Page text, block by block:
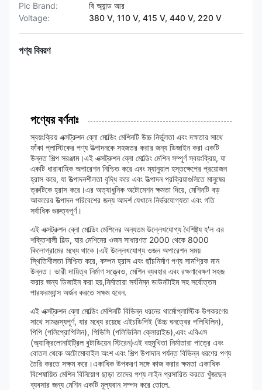
Plc Brand:
বি অ্যান্ড আর
Voltage:
380 V, 110 V, 415 V, 440 V, 220 V
পণ্য বিবরণ
পণ্যের বর্ণনাঃ
স্বয়ংক্রিয় এক্সট্রুশন ব্লো মোল্ডিং মেশিনটি উচ্চ নির্ভুলতা এবং দক্ষতার সাথে
ফাঁকা প্লাস্টিকের পণ্য উত্পাদনকে সহজতর করার জন্য ডিজাইন করা একটি
উন্নত শিল্প সরঞ্জাম।এই এক্সট্রুশন ব্লো মোল্ডিং মেশিন সম্পূর্ণ স্বয়ংক্রিয়, যা
একটি ধারাবাহিক অপারেশন নিশ্চিত করে এবং ম্যানুয়াল হস্তক্ষেপের প্রয়োজন
হ্রাস করে, যা উত্পাদনশীলতা বৃদ্ধি করে এবং উত্পাদন প্রক্রিয়াগুলিতে মানুষের
ত্রুটিকে হ্রাস করে।এর অত্যাধুনিক অটোমেশন ক্ষমতা দিয়ে, মেশিনটি বড়
আকারের উত্পাদন পরিবেশের জন্য আদর্শ যেখানে নির্ভরযোগ্যতা এবং গতি
সর্বাধিক গুরুত্বপূর্ণ।
এই এক্সট্রুশন ব্লো মোল্ডিং মেশিনের অন্যতম উল্লেখযোগ্য বৈশিষ্ট্য হ'ল এর
শক্তিশালী বিল্ড, যার মেশিনের ওজন সাধারণত 2000 থেকে 8000
কিলোগ্রামের মধ্যে থাকে।এই উল্লেখযোগ্য ওজন অপারেশন সময়
স্থিতিশীলতা নিশ্চিত করে, কম্পন হ্রাস এবং ছাঁচনির্মাণ পণ্য সামগ্রিক মান
উন্নত। ভারী দায়িত্ব নির্মাণ সত্ত্বেও, মেশিন ব্যবহার এবং রক্ষণাবেক্ষণ সহজ
করার জন্য ডিজাইন করা হয়,নির্মাতারা সর্বনিম্ন ডাউনটাইম সহ সর্বোত্তম
পারফরম্যান্স অর্জন করতে সক্ষম হবেন.
এই এক্সট্রুশন ব্লো মোল্ডিং মেশিনটি বিভিন্ন ধরনের থার্মোপ্লাস্টিক উপকরণের
সাথে সামঞ্জস্যপূর্ণ, যার মধ্যে রয়েছে এইচডিপিই (উচ্চ ঘনত্বের পলিথিলিন),
পিপি (পলিপ্রোপিলিন), পিভিসি (পলিভিনিল ক্লোরাইড),এবং এবিএস
(অ্যাক্রিলোনাইট্রিল বুটাডিয়েন স্টিরেন)এই বহুমুখিতা নির্মাতারা পাত্রে এবং
বোতল থেকে অটোমোবাইল অংশ এবং শিল্প উপাদান পর্যন্ত বিভিন্ন ধরণের পণ্য
তৈরি করতে সক্ষম করে।একাধিক উপকরণ সঙ্গে কাজ করার ক্ষমতা একাধিক
বিশেষায়িত মেশিন বিনিয়োগ ছাড়া তাদের পণ্য লাইন প্রসারিত করতে খুঁজছেন
ব্যবসার জন্য মেশিন একটি মূল্যবান সম্পদ করে তোলে.